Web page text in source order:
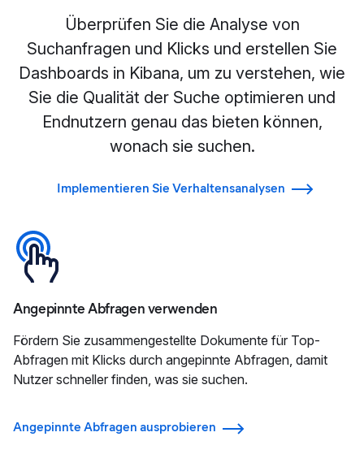
Überprüfen Sie die Analyse von
Suchanfragen und Klicks und erstellen Sie
Dashboards in Kibana, um zu verstehen, wie
Sie die Qualität der Suche optimieren und
Endnutzern genau das bieten können,
wonach sie suchen.
Implementieren Sie Verhaltensanalysen
Angepinnte Abfragen verwenden
Fördern Sie zusammengestellte Dokumente für Top-
Abfragen mit Klicks durch angepinnte Abfragen, damit
Nutzer schneller finden, was sie suchen.
Angepinnte Abfragen ausprobieren